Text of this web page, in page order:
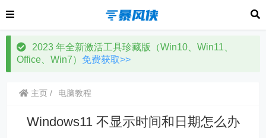
2023 年全新激活工具珍藏版（Win10、Win11、
Office、Win7） 免费获取>>
主页 电脑教程
Windows11 不显示时间和日期怎么办